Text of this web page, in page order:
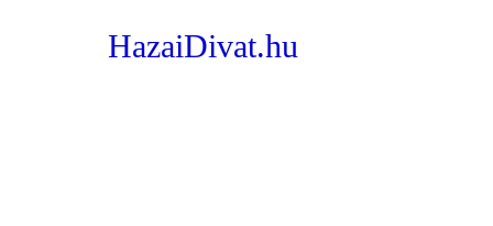
HazaiDivat.hu